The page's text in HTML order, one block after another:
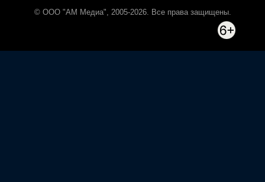
© ООО "АМ Медиа", 2005-2026. Все права защищены.